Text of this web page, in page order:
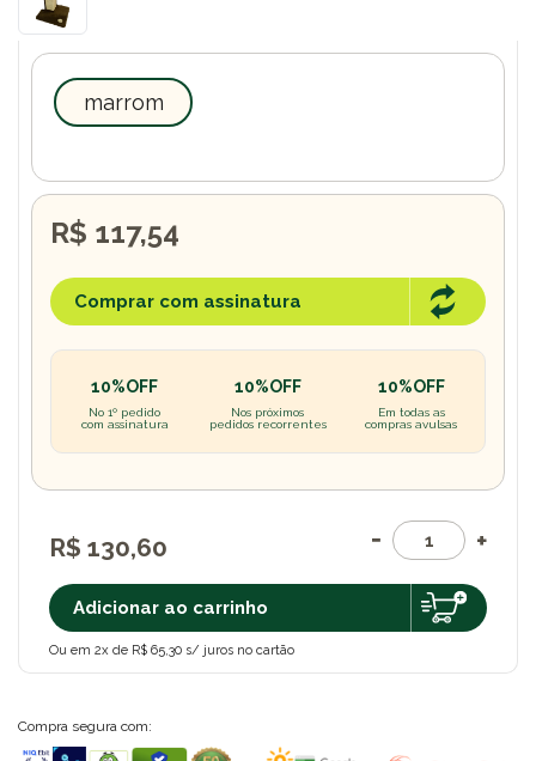
marrom
R$ 130,60
Adicionar ao carrinho
Ou em 2x de R$ 65,30 s/ juros no cartão
R$ 117,54
Comprar com assinatura
10%OFF
No 1º pedido
com assinatura
10%OFF
Nos próximos
pedidos recorrentes
10%OFF
Em todas as
compras avulsas
Compra segura com: